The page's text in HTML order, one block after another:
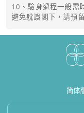
10、驗身過程一般需
避免躭誤閣下，請預
简体